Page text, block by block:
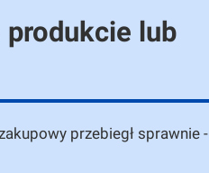
lub
przebiegł sprawnie -